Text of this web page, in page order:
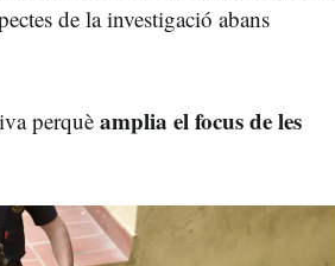
de la investigació abans
perquè amplia el focus de les